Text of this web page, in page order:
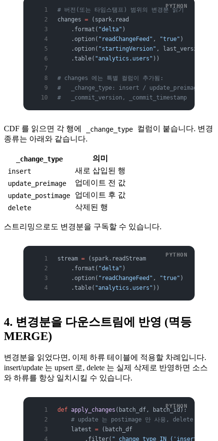
# 버전(또는 타임스탬프) 범위의 변경분 읽기
changes = (spark.read
    .format(
"delta" )
    .option(
"readChangeFeed" , "true" )
    .option(
"startingVersion" , last_version)
    .table(
"analytics.users" ))
# changes 에는 특별 컬럼이 추가됨:
#   _change_type: insert / update_preimage /
#   _commit_version, _commit_timestamp
CDF 를 읽으면 각 행에 _change_type
컬럼이 붙습니다. 변경
종류는 아래와 같습니다.
_change_type 의미
insert 새로 삽입된 행
update_preimage 업데이트 전 값
update_postimage 업데이트 후 값
delete 삭제된 행
스트리밍으로도 변경분을 구독할 수 있습니다.
stream = (spark.readStream
    .format(
"delta" )
    .option(
"readChangeFeed" , "true" )
    .table(
"analytics.users" ))
4. 변경분을 다운스트림에 반영 (멱등
MERGE)
변경분을 읽었다면, 이제 하류 테이블에 적용할 차례입니다.
insert/update 는 upsert 로, delete 는 실제 삭제로 반영하면 소스
와 하류를 항상 일치시킬 수 있습니다.
def apply_changes (batch_df, batch_id):
# update 는 postimage 만 사용, delete 와 함께
    latest
= (batch_df
        .filter(
"_change_type IN